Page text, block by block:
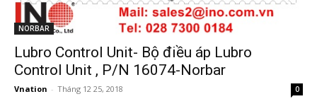
NORBAR
Lubro Control Unit- Bộ điều áp Lubro
Control Unit , P/N 16074-Norbar
Vnation - Tháng 12 25, 2018 0